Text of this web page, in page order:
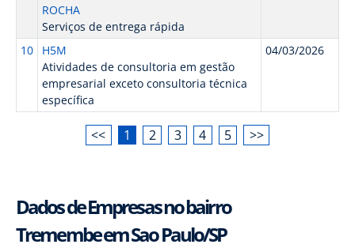
ROCHA
Serviços de entrega rápida
10
H5M
Atividades de consultoria em gestão
empresarial exceto consultoria técnica
específica
04/03/2026
<< 1 2 3 4 5 >>
Dados de Empresas no bairro
Tremembe em Sao Paulo/SP